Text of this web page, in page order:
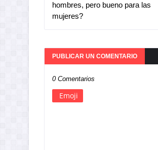
hombres, pero bueno para las
mujeres?
PUBLICAR UN COMENTARIO
0 Comentarios
Emoji